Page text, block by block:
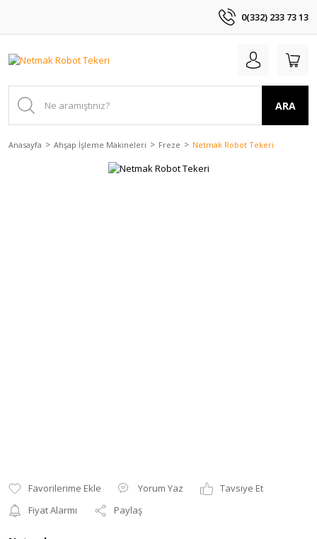
0(332) 233 73 13
ARA
Anasayfa Ahşap İşleme Makineleri Freze Netmak Robot Tekeri
Yorum Yaz
Tavsiye Et
Fiyat Alarmı
Paylaş